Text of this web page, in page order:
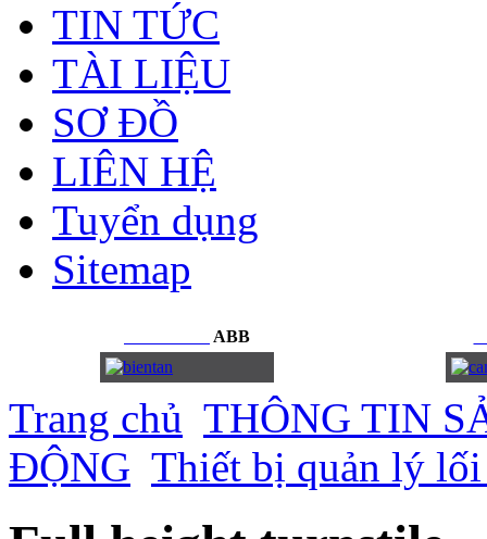
TIN TỨC
TÀI LIỆU
SƠ ĐỒ
LIÊN HỆ
Tuyển dụng
Sitemap
ABB
Trang chủ THÔNG TIN
ĐỘNG Thiết bị quản lý